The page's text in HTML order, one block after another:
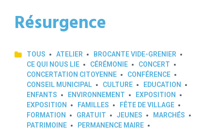
Résurgence
TOUS ATELIER
BROCANTE VIDE-GRENIER
CE QUI NOUS LIE
CÉRÉMONIE
CONCERT
CONCERTATION CITOYENNE
CONFÉRENCE
CONSEIL MUNICIPAL
CULTURE
EDUCATION
ENFANTS
ENVIRONNEMENT
EXPOSITION
EXPOSITION
FAMILLES
FÊTE DE VILLAGE
FORMATION
GRATUIT JEUNES
MARCHÉS
PATRIMOINE
PERMANENCE MAIRE